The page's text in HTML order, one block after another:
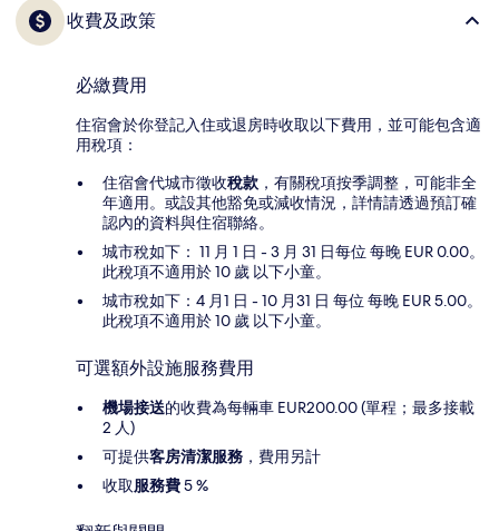
收費及政策
必繳費用
住宿會於你登記入住或退房時收取以下費用，並可能包含適
用稅項：
住宿會代城市徵收稅款 ，有關稅項按季調整，可能非全
年適用。或設其他豁免或減收情況，詳情請透過預訂確
認內的資料與住宿聯絡。
城市稅如下： 11 月 1 日 - 3 月 31 日每位 每晚 EUR 0.00。
此稅項不適用於 10 歲 以下小童。
城市稅如下：4 月1 日 - 10 月31 日 每位 每晚 EUR 5.00。
此稅項不適用於 10 歲 以下小童。
可選額外設施服務費用
機場接送的收費為每輛車 EUR200.00 (單程；最多接載
2 人)
可提供客房清潔服務 ，費用另計
收取服務費5 %